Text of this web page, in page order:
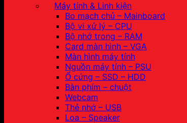
Máy tính & Linh kiện
Bo mạch chủ – Mainboard
Bộ vi xử lý – CPU
Bộ nhớ trong – RAM
Card màn hình – VGA
Màn hình máy tính
Nguồn máy tính – PSU
Ổ cứng – SSD – HDD
Bàn phím – chuột
Webcam
Thẻ nhớ – USB
Loa – Speaker